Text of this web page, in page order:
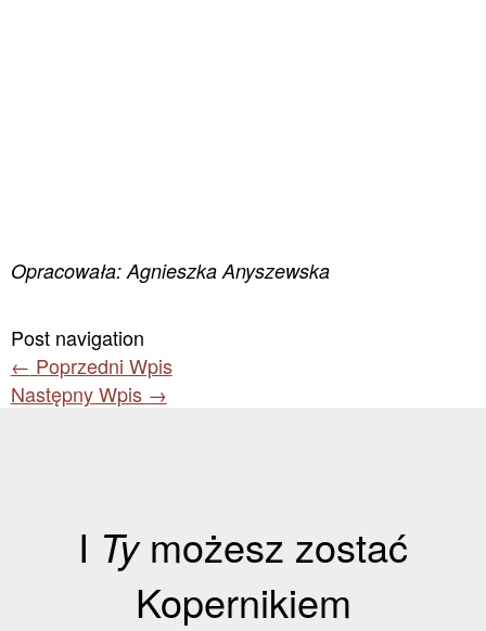
Opracowała: Agnieszka Anyszewska
Post navigation
← Poprzedni Wpis
Następny Wpis →
I Tymożesz zostać
Kopernikiem